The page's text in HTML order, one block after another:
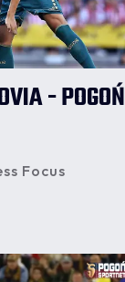
- POGOŃ
Focus